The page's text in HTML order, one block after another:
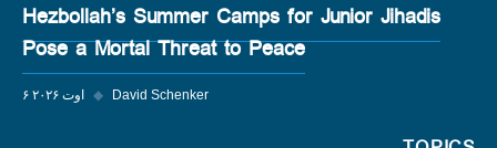
Hezbollah’s Summer Camps for Junior Jihadis
Pose a Mortal Threat to Peace
۶ اوت ۲۰۲۶ ◆ David Schenker